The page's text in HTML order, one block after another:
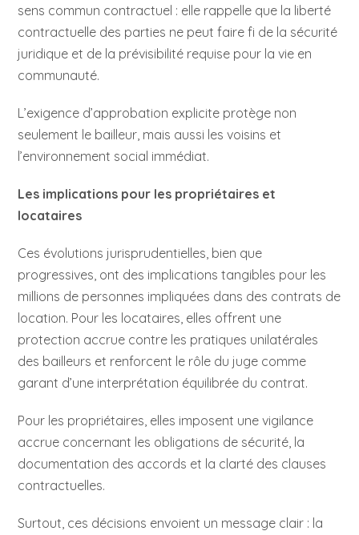
sens commun contractuel : elle rappelle que la liberté
contractuelle des parties ne peut faire fi de la sécurité
juridique et de la prévisibilité requise pour la vie en
communauté.
L’exigence d’approbation explicite protège non
seulement le bailleur, mais aussi les voisins et
l’environnement social immédiat.
Les implications pour les propriétaires et
locataires
Ces évolutions jurisprudentielles, bien que
progressives, ont des implications tangibles pour les
millions de personnes impliquées dans des contrats de
location. Pour les locataires, elles offrent une
protection accrue contre les pratiques unilatérales
des bailleurs et renforcent le rôle du juge comme
garant d’une interprétation équilibrée du contrat.
Pour les propriétaires, elles imposent une vigilance
accrue concernant les obligations de sécurité, la
documentation des accords et la clarté des clauses
contractuelles.
Surtout, ces décisions envoient un message clair : la